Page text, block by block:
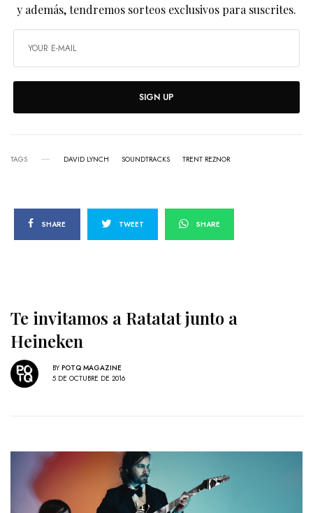
y además, tendremos sorteos exclusivos para suscrites.
SIGN UP
TAGS DAVID LYNCH SOUNDTRACKS TRENT REZNOR
SHARE TWEET SHARE
Te invitamos a Ratatat junto a
Heineken
BY POTQ MAGAZINE
5 DE OCTUBRE DE 2016